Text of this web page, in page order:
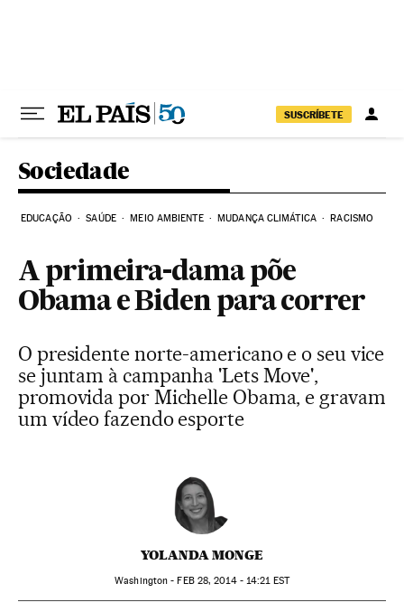
SUSCRÍBETE
Sociedade
EDUCAÇÃO SAÚDE MEIO AMBIENTE MUDANÇA CLIMÁTICA RACISMO
A primeira-dama põe
Obama e Biden para correr
O presidente norte-americano e o seu vice
se juntam à campanha 'Lets Move',
promovida por Michelle Obama, e gravam
um vídeo fazendo esporte
YOLANDA MONGE
Washington -FEB28, 2014 - 14:21EST